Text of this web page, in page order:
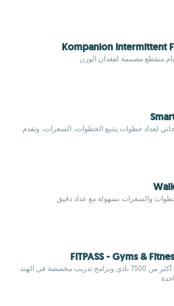
Kompanion Intermittent
متقطع مصممة لفقدان الوزن
لعداد خطوات يتتبع الخطوات، السعرات، وتقدم
والسعرات بسهولة مع عداد دقيق
FITPASS - Gyms &
ادخل إلى أكثر من 7500 نادي وبرامج تدريب مخصصة في الهند